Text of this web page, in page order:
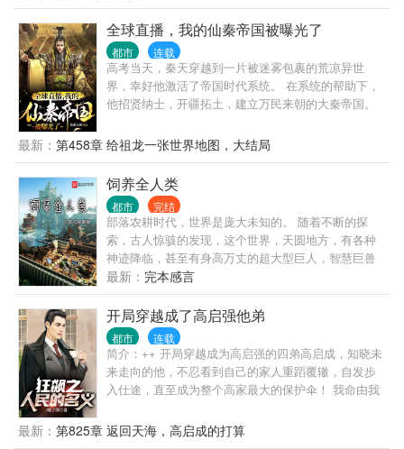
全球直播，我的仙秦帝国被曝光了
都市 连载
高考当天，秦天穿越到一片被迷雾包裹的荒凉异世
界，幸好他激活了帝国时代系统。 在系统的帮助下，
他招贤纳士，开疆拓土，建立万民来朝的大秦帝国。
时候，一支由蓝星各国联合组成的联合考察队乘船而
来，他才知道他所建立的大秦帝国竟然还在蓝星。 与
此同时当大秦的境况通过联合考察队的镜头呈现在全
世界观众们的面前时，整个蓝星顿时沸腾一片。 鹰
酱：这个叫做大秦的国家科技竟然如此发达，12金人
竟然是12尊强大的机甲。 毛熊：这些自称修士的家伙
太恐怖了，随手一击就堪比核弹爆炸。 霓虹：阿房宫
竟然是一座巨型飞船，万里长城竟然是一整套海陆空
防御系统。 泡菜：我们泡菜国一直都是大秦的属国，
交好。
最新： 第458章 给祖龙一张世界地图，大结局
饲养全人类
都市 完结
部落农耕时代，世界是庞大未知的。 随着不断的探
索，古人惊骇的发现，这个世界，天圆地方，有各种
神迹降临，甚至有身高万丈的超大型巨人，智慧巨兽
的身影神秘出现，踩踏山川、破碎大地。 数百年后，
在这样险恶的环境下，人们与巨兽搏斗，终于建立徇
烂的苏美尔文明。 这一日，智慧巨人忽然彻底降临，
踩踏整片山村河流，亡国灭种。 天地崩坏，城池倒
塌， 神祗降临，降罪众生？ “不好意思，你们只是生
活在我家大院果园的蚂蚁，地面到处都是，不小心路
过的时候，把你们踩死了而已。” 自家院子里的沙盘种
田流，放牧沙盘里的人族与各个世界。 书友群：
最新： 完本感言
开局穿越成了高启强他弟
都市 连载
简介：++ 开局穿越成为高启强的四弟高启成，知晓未
来走向的他，不忍看到自己的家人重蹈覆辙，自发步
入仕途，直至成为整个高家最大的保护伞！ 我命由我
最新： 第825章 返回天海，高启成的打算